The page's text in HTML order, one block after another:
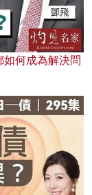
何成為解決問